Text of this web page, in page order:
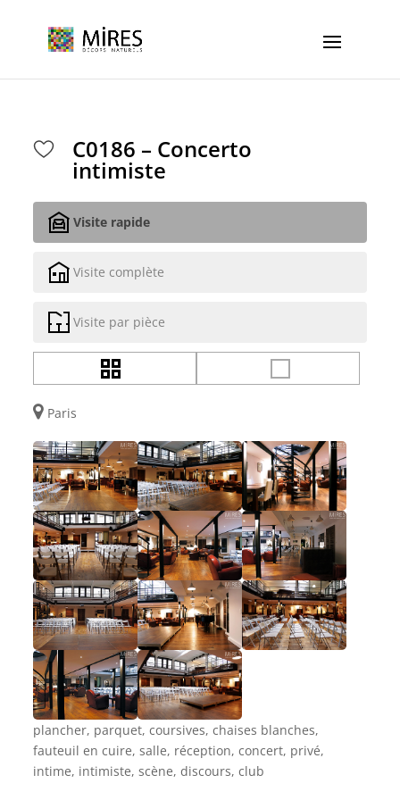
C0186 – Concerto
intimiste
Visite rapide
Visite complète
Visite par pièce
Paris
plancher, parquet, coursives, chaises blanches,
fauteuil en cuire, salle, réception, concert, privé,
intime, intimiste, scène, discours, club